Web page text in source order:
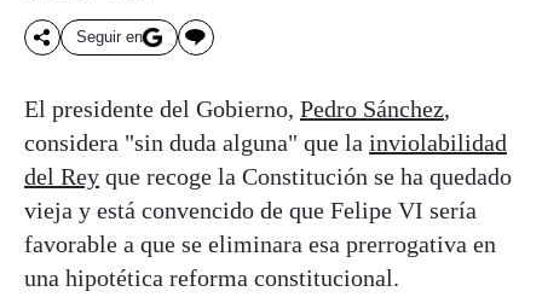
Seguir en
El presidente del Gobierno, Pedro Sánchez,
considera "sin duda alguna" que la inviolabilidad
del Rey que recoge la Constitución se ha quedado
vieja y está convencido de que Felipe VI sería
favorable a que se eliminara esa prerrogativa en
una hipotética reforma constitucional.